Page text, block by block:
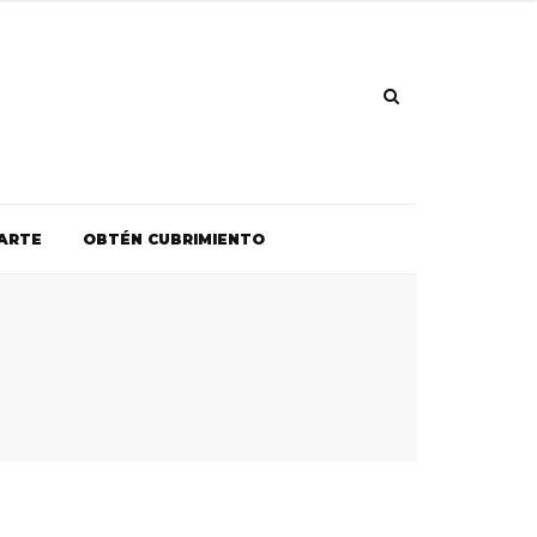
OBTÉN CUBRIMIENTO